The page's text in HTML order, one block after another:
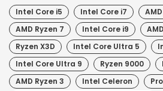
Intel Core i5 Intel Core i7
AMD Ryzen 7
Intel Core i9
Ryzen X3D
Intel Core Ultra 5
Intel Core Ultra 9
Ryzen 9000
AMD Ryzen 3
Intel Celeron